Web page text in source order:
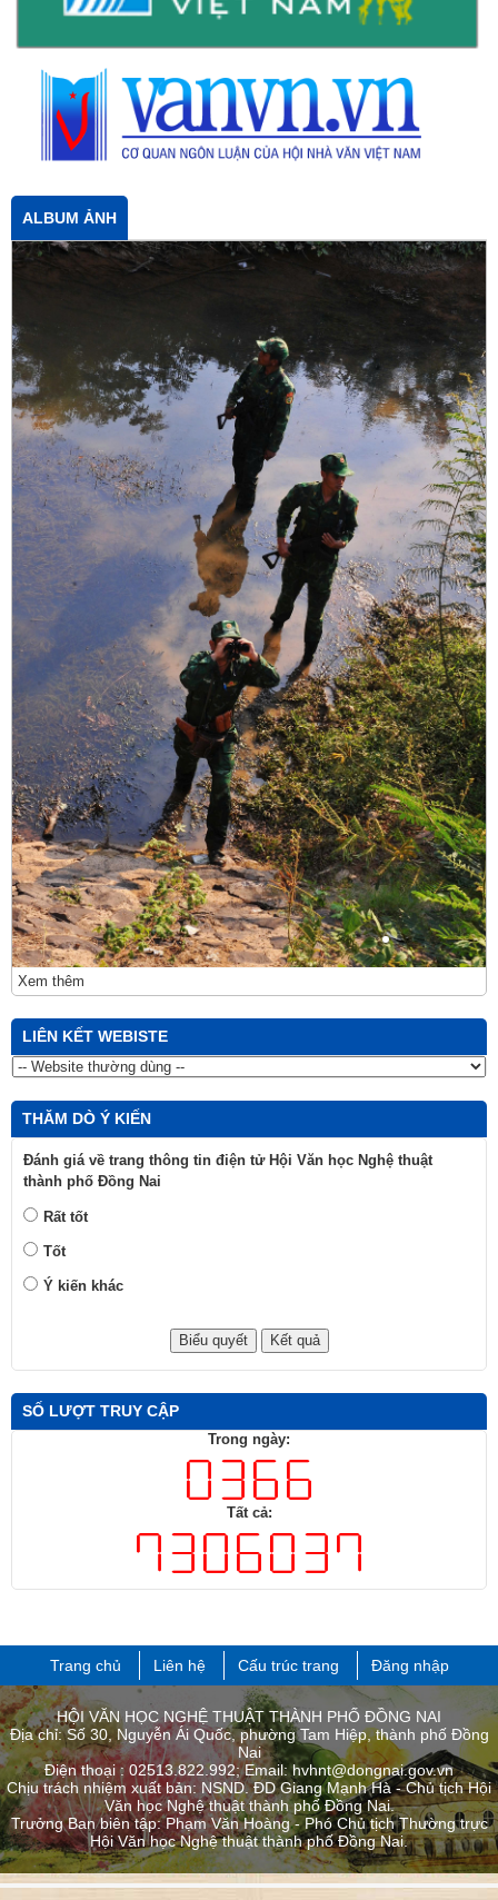
ALBUM ẢNH
Xem thêm
LIÊN KẾT WEBISTE
THĂM DÒ Ý KIẾN
Đánh giá về trang thông tin điện tử Hội Văn học Nghệ thuật
thành phố Đồng Nai
Rất tốt
Tốt
Ý kiến khác
SỐ LƯỢT TRUY CẬP
Trong ngày:
Tất cả:
Trang chủ Liên hệ Cấu trúc trang Đăng nhập
HỘI VĂN HỌC NGHỆ THUẬT THÀNH PHỐ ĐỒNG NAI
Địa chỉ: Số 30, Nguyễn Ái Quốc, phường Tam Hiệp, thành phố Đồng
Nai
Điện thoại : 02513.822.992; Email: hvhnt@dongnai.gov.vn
Chịu trách nhiệm xuất bản: NSND. ĐD Giang Mạnh Hà - Chủ tịch Hội
Văn học Nghệ thuật thành phố Đồng Nai.
Trưởng Ban biên tập: Phạm Văn Hoàng - Phó Chủ tịch Thường trực
Hội Văn học Nghệ thuật thành phố ​Đồng Nai.